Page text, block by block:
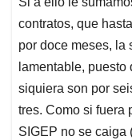
contratos, que
por doce meses, la
lamentable,
siquiera son por
tres. Como si fuera
SIGEP no se caiga